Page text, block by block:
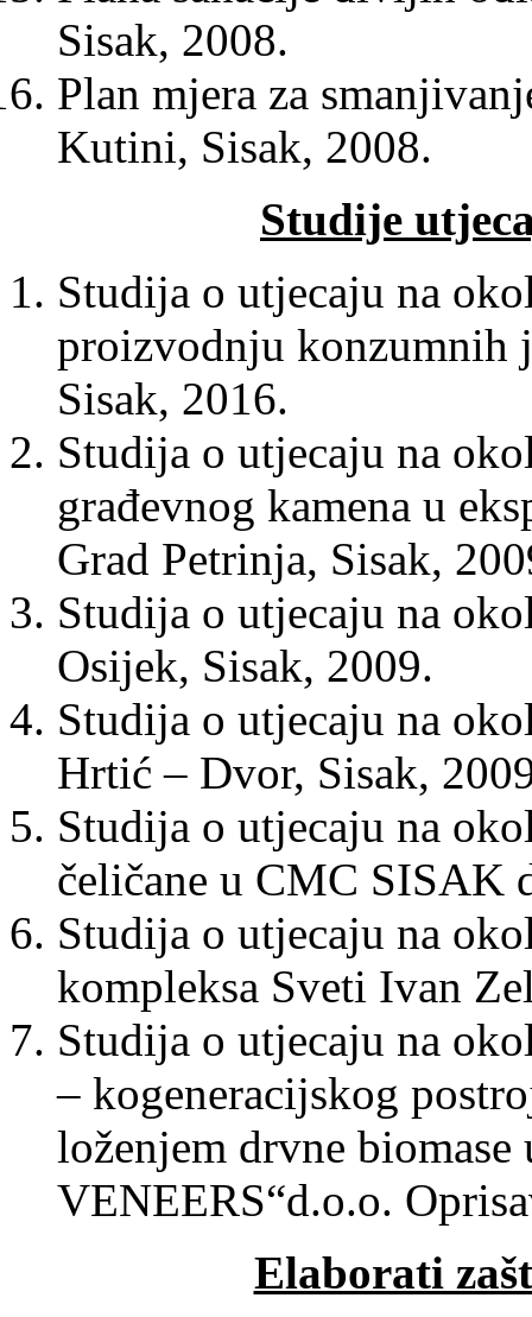
Sisak, 2008.
Plan mjera za
Kutini, Sisak, 2008.
Studije
Studija o utjecaju na
proizvodnju konzumnih
Sisak, 2016.
Studija o utjecaju na
građevnog kamena u
Grad Petrinja, Sisak,
Studija o utjecaju na
Osijek, Sisak, 2009.
Studija o utjecaju na
Hrtić – Dvor, Sisak,
Studija o utjecaju na
čeličane u CMC SISAK
Studija o utjecaju na
kompleksa Sveti Ivan
Studija o utjecaju na
– kogeneracijskog
loženjem drvne
VENEERS“d.o.o.
Elaborati